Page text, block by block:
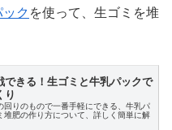
ク を使って、生ゴミを堆
できる！生ゴミと牛乳パックで
り
回りのもので一番手軽にできる、牛乳パ
堆肥の作り方について、詳しく簡単に解